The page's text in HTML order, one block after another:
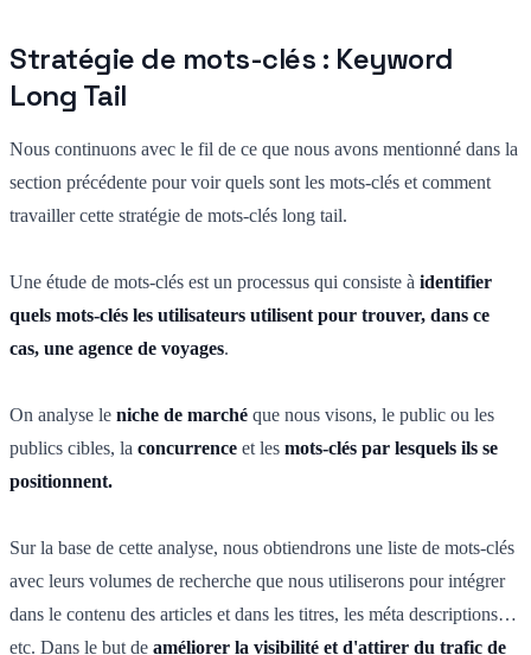
Stratégie de mots-clés : Keyword
Long Tail
Nous continuons avec le fil de ce que nous avons mentionné dans la
section précédente pour voir quels sont les mots-clés et comment
travailler cette stratégie de mots-clés long tail.
Une étude de mots-clés est un processus qui consiste à identifier
quels mots-clés les utilisateurs utilisent pour trouver, dans ce
cas, une agence de voyages.
On analyse le niche de marché que nous visons, le public ou les
publics cibles, la concurrence et les mots-clés par lesquels ils se
positionnent.
Sur la base de cette analyse, nous obtiendrons une liste de mots-clés
avec leurs volumes de recherche que nous utiliserons pour intégrer
dans le contenu des articles et dans les titres, les méta descriptions…
etc. Dans le but de améliorer la visibilité et d'attirer du trafic de